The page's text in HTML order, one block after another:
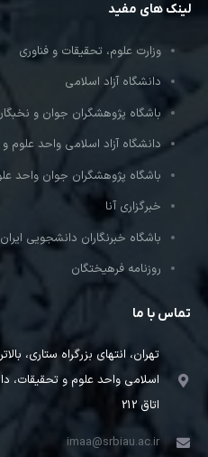
لینک های مفید
وزارت علوم، تحقیقات و فناوری
دانشگاه آزاد اسلامی
باشگاه پژوهشگران جوان و
دانشگاه آزاد اسلامی واحد علوم
باشگاه پژوهشگران جوان واحد
خبرگزاری آنا
باشگاه خبرنگاران دانشجویی
روزنامه فرهیختگان
تماس با ما
تهران، انتهای بزرگراه ستاری،
اسلامی واحد علوم و تحقیقات،
اتاق 212
imaa@srbiau.ac.ir